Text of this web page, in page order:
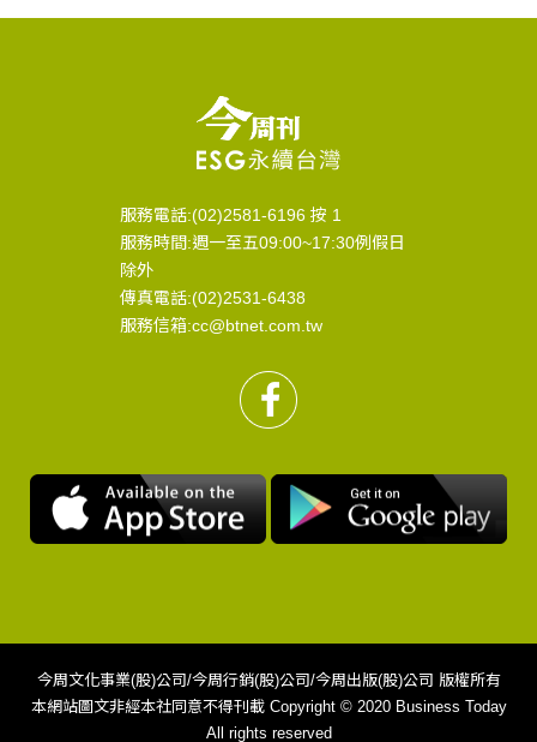
服務電話:(02)2581-6196 按 1
服務時間:週一至五09:00~17:30例假日
除外
傳真電話:(02)2531-6438
服務信箱:cc@btnet.com.tw
今周文化事業(股)公司/今周行銷(股)公司/今周出版(股)公司 版權所有
本網站圖文非經本社同意不得刊載 Copyright © 2020 Business Today
All rights reserved